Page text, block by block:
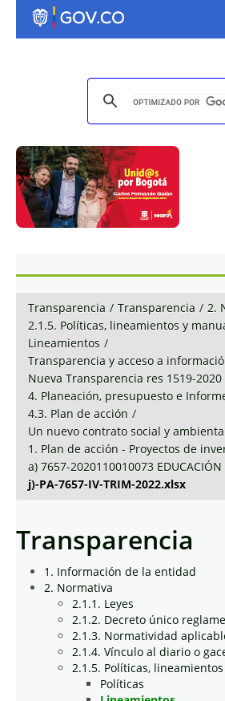
Transparencia / Transparencia / 2.
2.1.5. Políticas, lineamientos y
Lineamientos /
Transparencia y acceso a
Nueva Transparencia res 1519-2020
4. Planeación, presupuesto e
4.3. Plan de acción /
Un nuevo contrato social y
1. Plan de acción - Proyectos de
a) 7657-2020110010073 EDUCACIÓN
j)-PA-7657-IV-TRIM-2022.xlsx
Transparencia
1. Información de la entidad
2. Normativa
2.1.1. Leyes
2.1.2. Decreto único
2.1.3. Normatividad
2.1.4. Vínculo al diario o
2.1.5. Políticas,
Políticas